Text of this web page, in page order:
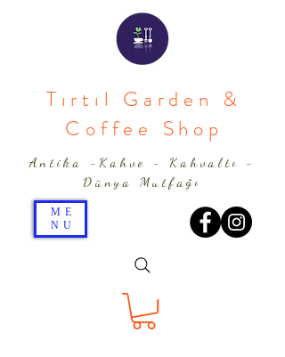
Tırtıl Garden &
Coffee Shop
ME
NU
Antika -Kahve - Kahvaltı -
Dünya Mutfağı